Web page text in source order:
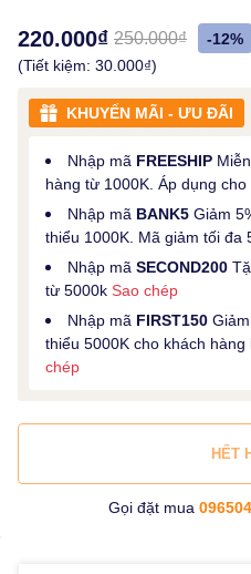
220.000₫ 250.000₫
-12%
(Tiết kiệm: 30.000₫)
KHUYẾN MÃI - ƯU ĐÃI
Nhập mã FREESHIP
hàng từ 1000K. Áp dụng
Nhập mã BANK5 Giảm
thiểu 1000K. Mã giảm tối đa
Nhập mã SECOND200
từ 5000k Sao chép
Nhập mã FIRST150
thiểu 5000K cho khách
chép
HẾT
Gọi đặt mua